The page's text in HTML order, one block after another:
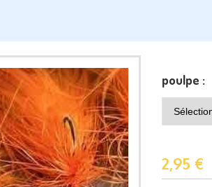
poulpe :
2,95 €